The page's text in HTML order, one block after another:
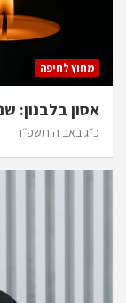
מחוץ לחיפה
אסון בלבנון:
כ״ג באב ה׳תשפ״ו